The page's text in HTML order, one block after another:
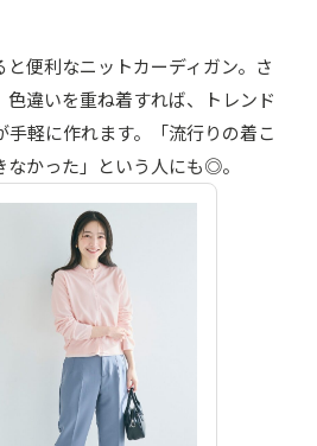
便利なニットカーディガン。さ
色違いを重ね着すれば、トレンド
手軽に作れます。「流行りの着こ
なかった」という人にも◎。